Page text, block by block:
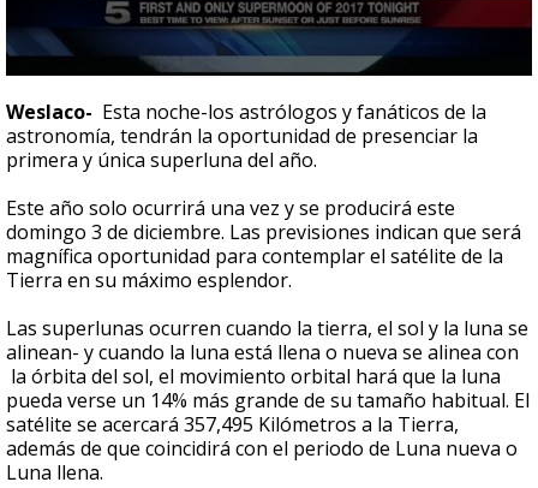
seconds
of
27
seconds
Weslaco- Esta noche-los astrólogos y fanáticos de la
astronomía, tendrán la oportunidad de presenciar la
primera y única superluna del año.
Este año solo ocurrirá una vez y se producirá este
domingo 3 de diciembre. Las previsiones indican que será
magnífica oportunidad para contemplar el satélite de la
Tierra en su máximo esplendor.
Las superlunas ocurren cuando la tierra, el sol y la luna se
alinean- y cuando la luna está llena o nueva se alinea con
la órbita del sol, el movimiento orbital hará que la luna
pueda verse un 14% más grande de su tamaño habitual. El
satélite se acercará 357,495 Kilómetros a la Tierra,
además de que coincidirá con el periodo de Luna nueva o
Luna llena.